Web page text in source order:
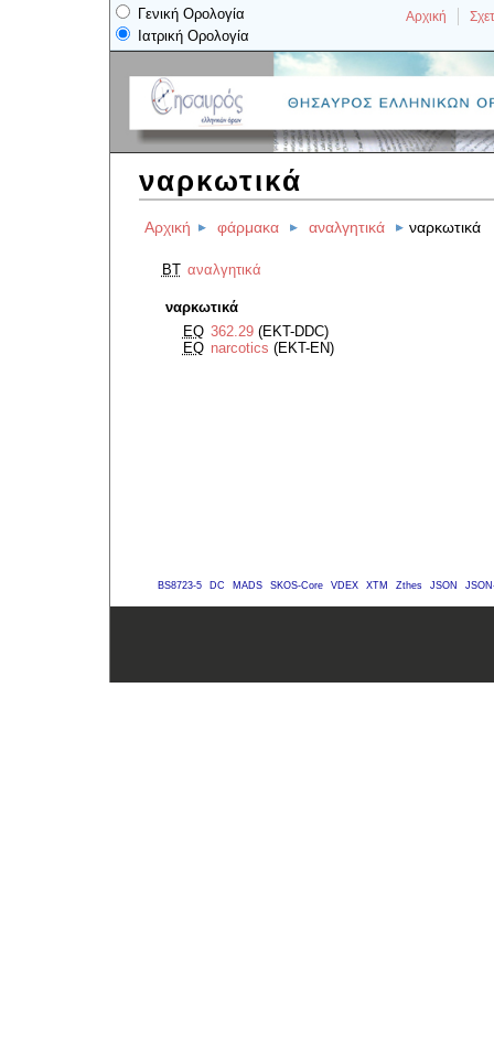
Γενική Ορολογία
Ιατρική Ορολογία
Αρχική
ναρκωτικά
Αρχική φάρμακα αναλγητικά ναρκωτικά
BT αναλγητικά
ναρκωτικά
EQ 362.29(EKT-DDC)
EQ narcotics (EKT-EN)
BS8723-5 DC MADS SKOS-Core VDEX XTM Zthes JSON